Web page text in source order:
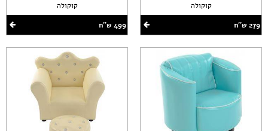
קוקולה
279 ש''ח
קוקולה
499 ש''ח